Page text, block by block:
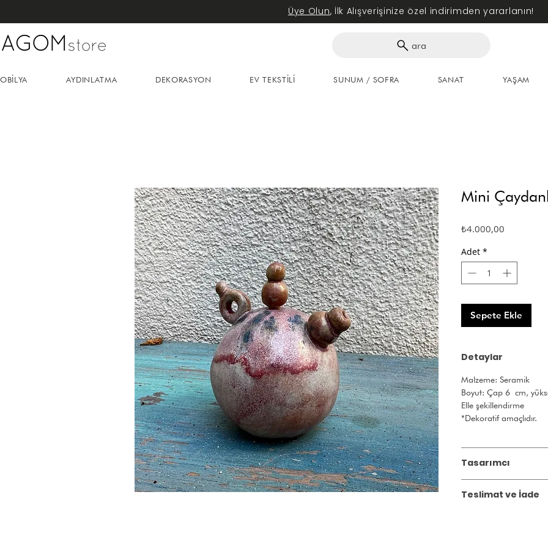
Üye Olun, İlk Alışverişinize özel indirimden yararlanın!
ara
Mini
₺4.000,00Fiyat
Adet *
Sepete Ekle
Detaylar
Malzeme: Seramik
Boyut: Çap 6 cm,
Elle şekillendirme
*Dekoratif amaçlıdır.
Tasarımcı
2004 yılında Ayten
Teslimat ve İade
AYDINLATMA DEKORASYON EV TEKSTİLİ SUNUM / SOFRA SANAT YAŞAM